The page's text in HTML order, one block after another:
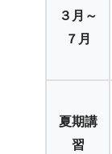
３月～
７月
夏期講
習